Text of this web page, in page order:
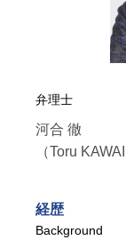
弁理士
河合 徹
（Toru KAWAI
経歴
Background